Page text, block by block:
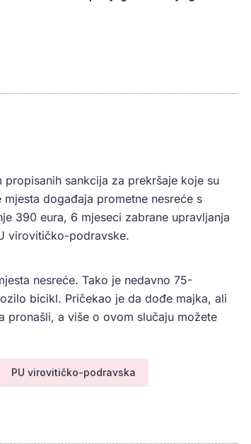
sankcija za prekršaje koje su
događaja prometne nesreće s
390 eura, 6 mjeseci zabrane upravljanja
virovitičko-podravske.
nesreće. Tako je nedavno 75-
bicikl. Pričekao je da dođe majka, ali
pronašli, a više o ovom slučaju možete
PU virovitičko-podravska